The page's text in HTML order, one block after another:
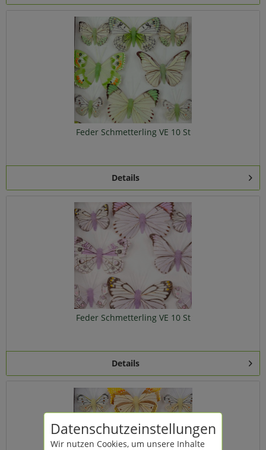
Feder Schmetterling VE 10 St
Details
Feder Schmetterling VE 10 St
Details
Datenschutzeinstellungen
Wir nutzen Cookies, um unsere Inhalte